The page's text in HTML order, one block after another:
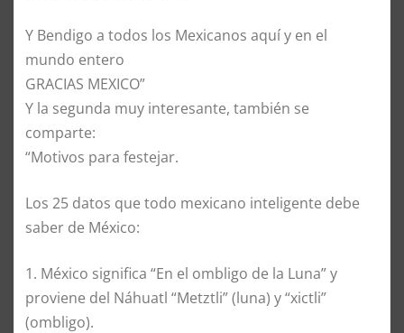
Y Bendigo a todos los Mexicanos aquí y en el
mundo entero
GRACIAS MEXICO”
Y la segunda muy interesante, también se
comparte:
“Motivos para festejar.
Los 25 datos que todo mexicano inteligente debe
saber de México:
1. México significa “En el ombligo de la Luna” y
proviene del Náhuatl “Metztli” (luna) y “xictli”
(ombligo).